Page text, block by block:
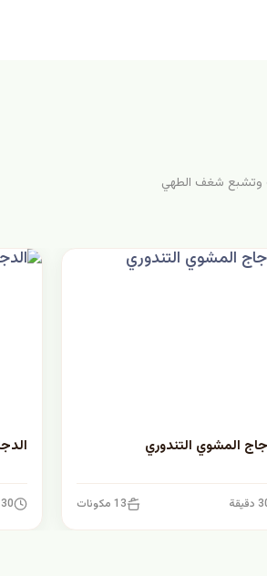
وتشبع شغف الطهي
المشوي التندوري
13 مكونات 30 دقيقة